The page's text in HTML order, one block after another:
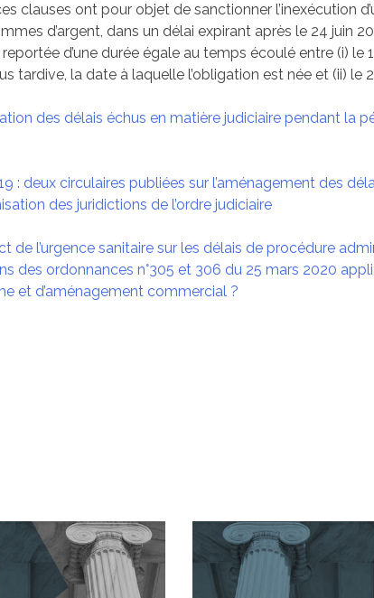
clauses ont pour objet de sanctionner l’inexécution
d’argent, dans un délai expirant après le 24 juin
reportée d’une durée égale au temps écoulé entre (i) le
tardive, la date à laquelle l’obligation est née et (ii) le
des délais échus en matière judiciaire pendant la
: deux circulaires publiées sur l’aménagement des
des juridictions de l’ordre judiciaire
de l’urgence sanitaire sur les délais de procédure
des ordonnances n°305 et 306 du 25 mars 2020
et d’aménagement commercial ?